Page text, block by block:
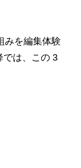
みを編集体験
では、この 3